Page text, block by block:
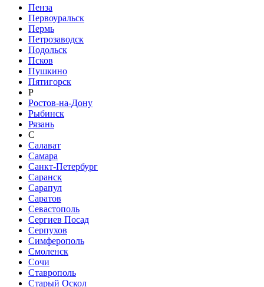
Пенза
Первоуральск
Пермь
Петрозаводск
Подольск
Псков
Пушкино
Пятигорск
Р
Ростов-на-Дону
Рыбинск
Рязань
С
Салават
Самара
Санкт-Петербург
Саранск
Сарапул
Саратов
Севастополь
Сергиев Посад
Серпухов
Симферополь
Смоленск
Сочи
Ставрополь
Старый Оскол